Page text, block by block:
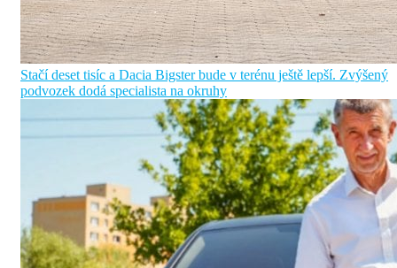
Stačí deset tisíc a Dacia Bigster bude v terénu ještě lepší. Zvýšený
podvozek dodá specialista na okruhy